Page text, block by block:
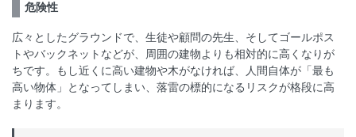
危険性
広々としたグラウンドで、生徒や顧問の先生、そしてゴールポス
トやバックネットなどが、周囲の建物よりも相対的に高くなりが
ちです。もし近くに高い建物や木がなければ、人間自体が「最も
高い物体」となってしまい、落雷の標的になるリスクが格段に高
まります。